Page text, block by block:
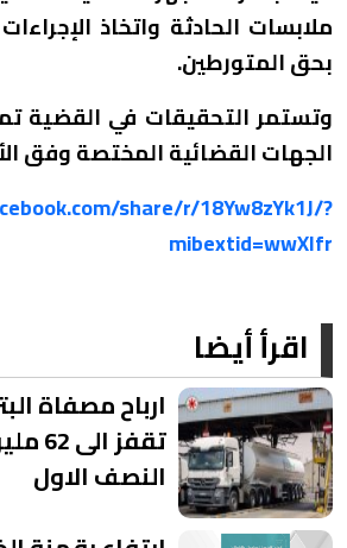
ملابسات الحادثة واتخاذ
بحق المتورطين.
وتستمر التحقيقات في القضية
الجهات القضائية المختصة وفق
share/r/18Yw8zYk1J/?
mibextid=wwXIfr
اقرأ أيضا
ارباح مصفاة
تقفز
النصف الاول